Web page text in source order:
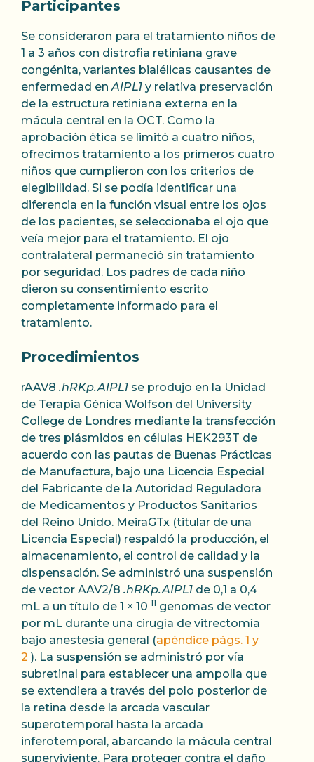
Participantes
Se consideraron para el tratamiento niños de
1 a 3 años con distrofia retiniana grave
congénita, variantes bialélicas causantes de
enfermedad enAIPL1 y relativa preservación
de la estructura retiniana externa en la
mácula central en la OCT. Como la
aprobación ética se limitó a cuatro niños,
ofrecimos tratamiento a los primeros cuatro
niños que cumplieron con los criterios de
elegibilidad. Si se podía identificar una
diferencia en la función visual entre los ojos
de los pacientes, se seleccionaba el ojo que
veía mejor para el tratamiento. El ojo
contralateral permaneció sin tratamiento
por seguridad. Los padres de cada niño
dieron su consentimiento escrito
completamente informado para el
tratamiento.
Procedimientos
rAAV8 .hRKp.AIPL1 se produjo en la Unidad
de Terapia Génica Wolfson del University
College de Londres mediante la transfección
de tres plásmidos en células HEK293T de
acuerdo con las pautas de Buenas Prácticas
de Manufactura, bajo una Licencia Especial
del Fabricante de la Autoridad Reguladora
de Medicamentos y Productos Sanitarios
del Reino Unido. MeiraGTx (titular de una
Licencia Especial) respaldó la producción, el
almacenamiento, el control de calidad y la
dispensación. Se administró una suspensión
de vector AAV2/8 .hRKp.AIPL1 de 0,1 a 0,4
mL a un título de 1 × 10 11 genomas de vector
por mL durante una cirugía de vitrectomía
bajo anestesia general (apéndice págs. 1 y
2 ). La suspensión se administró por vía
subretinal para establecer una ampolla que
se extendiera a través del polo posterior de
la retina desde la arcada vascular
superotemporal hasta la arcada
inferotemporal, abarcando la mácula central
superviviente. Para proteger contra el daño